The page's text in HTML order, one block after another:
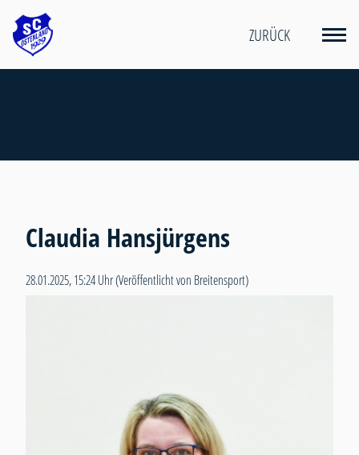
ZURÜCK
Claudia Hansjürgens
28.01.2025, 15:24 Uhr(Veröffentlicht von Breitensport)